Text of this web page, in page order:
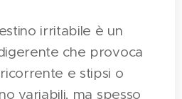
irritabile è un
che provoca
e stipsi o
variabili, ma spesso